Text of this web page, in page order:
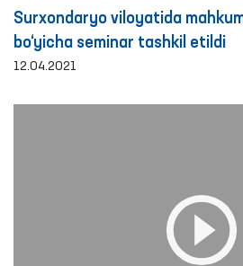
Surxondaryo viloyatida
bo‘yicha seminar tashkil etildi
12.04.2021